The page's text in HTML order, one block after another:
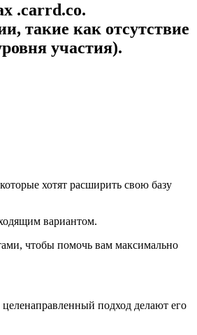
.carrd.co.
такие как отсутствие
участия).
хотят расширить свою базу
вариантом.
чтобы помочь вам максимально
подход делают его